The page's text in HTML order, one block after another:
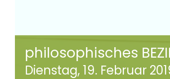
philosophisches
Dienstag, 19. Februar